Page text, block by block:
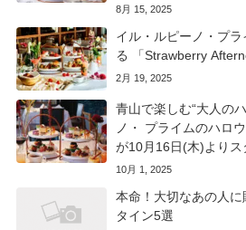
8月 15, 2025
イル・ルピーノ・プ
る 「Strawberry
2月 19, 2025
青山で楽しむ“大人の
ノ・ プライムのハロ
が10月16日(木)よりス
10月 1, 2025
本命！大切なあの人
タイン5選